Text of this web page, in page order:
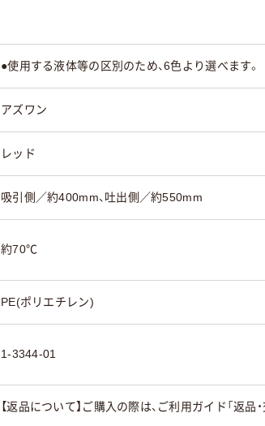
●使用する液体等の区別のため、6色より選べます。
アズワン
レッド
吸引側／約400mm、吐出側／約550mm
約70℃
PE(ポリエチレン)
1-3344-01
【返品について】ご購入の際は、ご利用ガイド「返